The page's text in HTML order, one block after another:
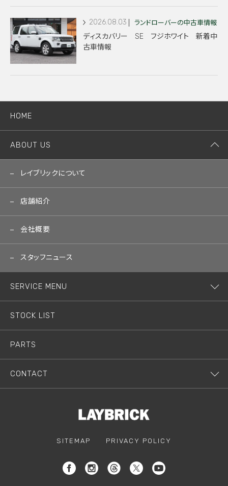
2026.08.03 ランドローバーの中古車情報
ディスカバリー SE フジホワイト 新着中
古車情報
HOME
ABOUT US
レイブリックについて
店舗紹介
会社概要
スタッフニュース
SERVICE MENU
STOCK LIST
PARTS
CONTACT
SITEMAP PRIVACY POLICY